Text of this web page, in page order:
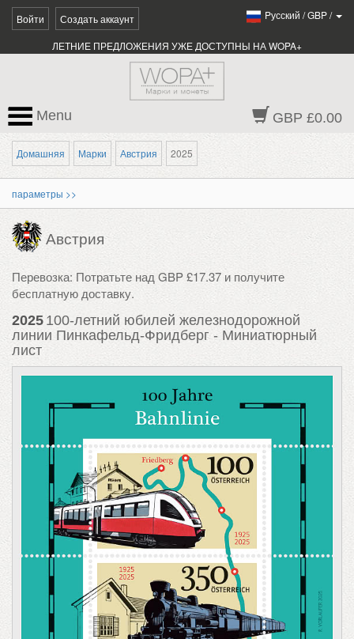
Войти Создать аккаунт Pусский /GBP/
ЛЕТНИЕ ПРЕДЛОЖЕНИЯ УЖЕ ДОСТУПНЫ НА WOPA+
GBP £0.00
Menu
Домашняя Марки Австрия 2025
параметры >>
Австрия
Перевозка: Потратьте над GBP £17.37 и получите
бесплатную доставку.
2025 100-летний юбилей железнодорожной
линии Пинкафельд-Фридберг - Миниатюрный
лист